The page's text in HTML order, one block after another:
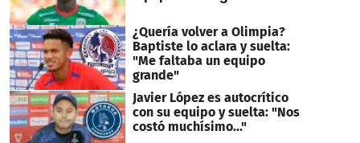
¿Quería volver a Olimpia?
Baptiste lo aclara y suelta:
"Me faltaba un equipo
grande"
Javier López es autocrítico
con su equipo y suelta: "Nos
costó muchísimo..."